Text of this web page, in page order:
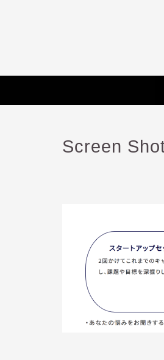
Screen